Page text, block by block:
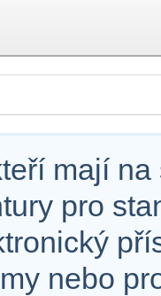
mají
pro
nebo